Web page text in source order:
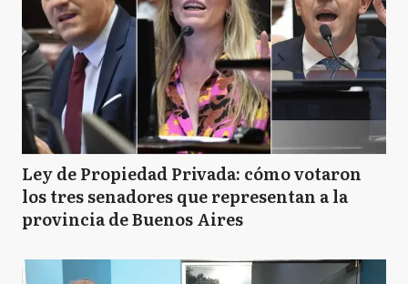
Ley de Propiedad Privada: cómo votaron
los tres senadores que representan a la
provincia de Buenos Aires